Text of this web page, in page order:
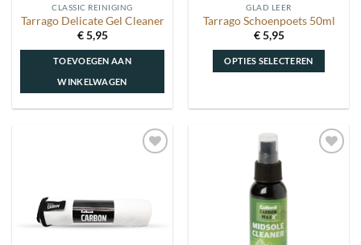
CLASSIC REINIGING
Tarrago Delicate Gel Cleaner
€5,95
TOEVOEGEN AAN
WINKELWAGEN
GLAD LEER
Tarrago Schoenpoets 50ml
€5,95
OPTIES SELECTEREN
heeft
meerdere
variaties.
Deze
optie
kan
gekozen